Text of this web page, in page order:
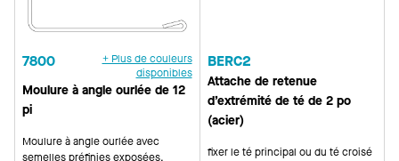
7800
+ Plus de couleurs
disponibles
Moulure à angle ourlée de 12
pi
Moulure à angle ourlée avec
semelles préfinies exposées.
BERC2
Attache de retenue
d’extrémité de té de 2 po
(acier)
fixer le té principal ou du té croisé